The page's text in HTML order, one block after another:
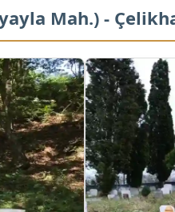
Mah.) -